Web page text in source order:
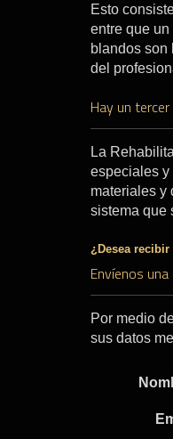
Esto
entre que
blandos son
del
Hay un
La
especiales y
materiales y
sistema que
¿Desea
Envíenos
Por medio
sus datos